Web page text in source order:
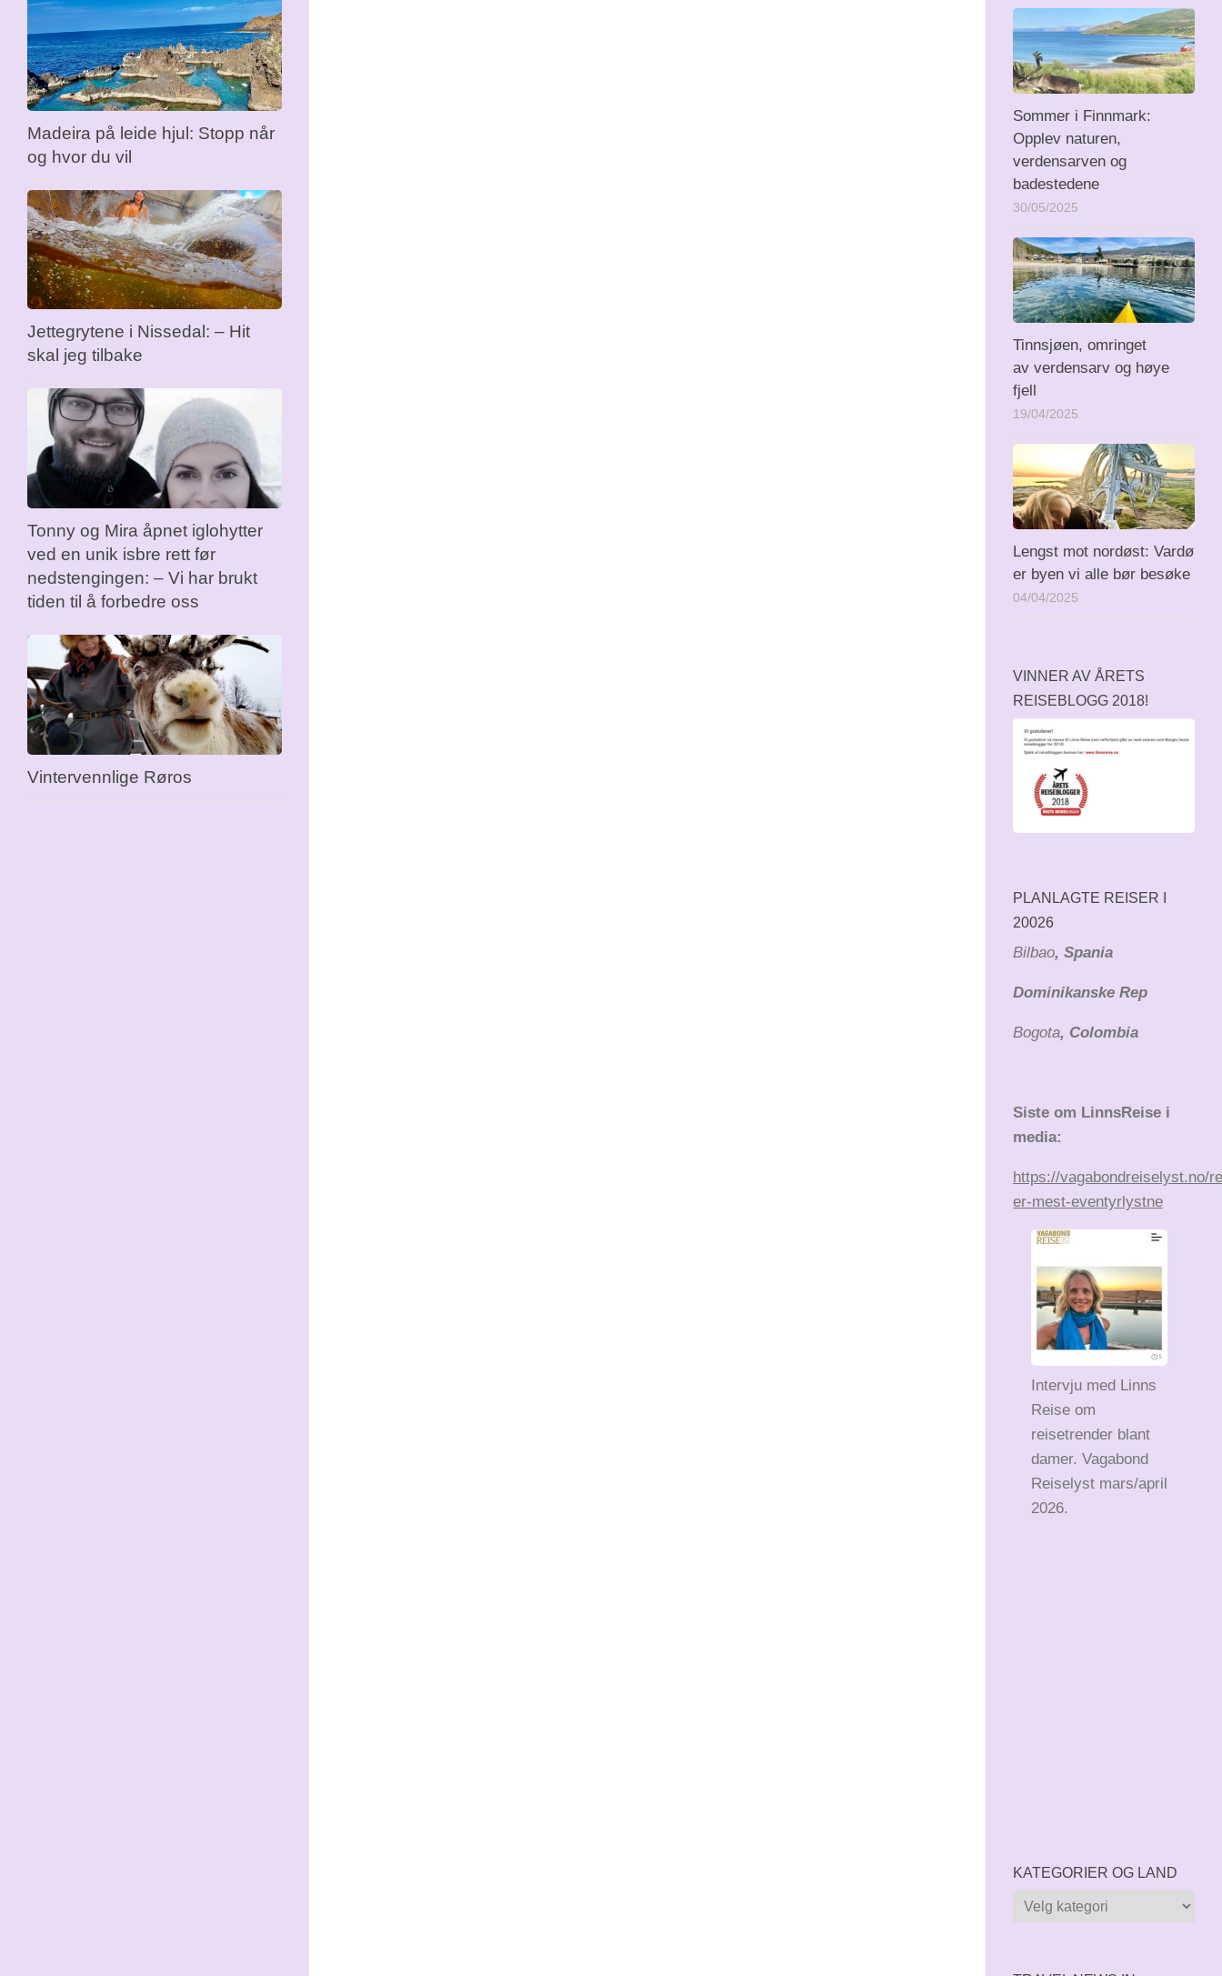
Madeira på leide hjul: Stopp når
og hvor du vil
Jettegrytene i Nissedal: – Hit
skal jeg tilbake
Tonny og Mira åpnet iglohytter
ved en unik isbre rett før
nedstengingen: – Vi har brukt
tiden til å forbedre oss
Vintervennlige Røros
Sommer i Finnmark:
Opplev naturen,
verdensarven og
badestedene
30/05/2025
Tinnsjøen, omringet
av verdensarv og høye
fjell
19/04/2025
Lengst mot nordøst: Vardø
er byen vi alle bør besøke
04/04/2025
VINNER AV ÅRETS
REISEBLOGG 2018!
PLANLAGTE REISER I
20026
Bilbao, Spania
Dominikanske Rep
Bogota, Colombia
Siste om LinnsReise i
media:
https://vagabondreiselyst.no/
er-mest-eventyrlystne
Intervju med Linns
Reise om
reisetrender blant
damer. Vagabond
Reiselyst mars/april
2026.
KATEGORIER OG LAND
Kategorier